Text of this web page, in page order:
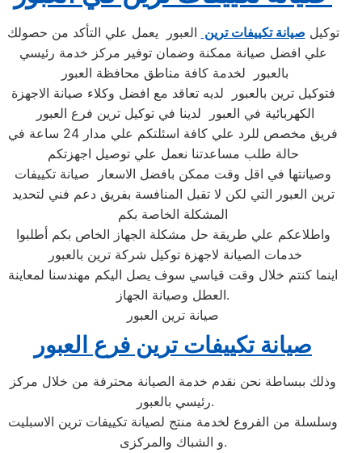
توكيل صيانة تكييفات ترين العبور ‏ يعمل علي التأكد من حصولك
علي افضل صيانة ممكنة وضمان توفير مركز خدمة رئيسي
بالعبور ‏ لخدمة كافة مناطق محافظة العبور ‏
فتوكيل ترين بالعبور ‏ لديه تعاقد مع افضل وكلاء صيانة الاجهزة
الكهربائية في العبور ‏ لدينا في توكيل ترين فرع العبور ‏
فريق مخصص للرد علي كافة اسئلتكم علي مدار 24 ساعة في
حالة طلب مساعدتنا نعمل علي توصيل اجهزتكم
وصيانتها في اقل وقت ممكن بافضل الاسعار صيانة تكييفات
ترين العبور التي لكن لا تقبل المنافسة بفريق دعم فني لتحديد
المشكلة الخاصة بكم
واطلاعكم علي طريقة حل مشكلة الجهاز الخاص بكم أطلبوا
خدمات الصيانة لاجهزة توكيل شركة ترين بالعبور ‏
اينما كنتم خلال وقت قياسي سوف يصل اليكم مهندسنا لمعاينة
العطل وصيانة الجهاز.
صيانة ترين العبور
صيانة تكييفات ترين فرع العبور
وذلك ببساطة نحن نقدم خدمة الصيانة محترفة من خلال مركز
رئيسي بالعبور ‏.
وسلسلة من الفروع لخدمة منتج لصيانة تكييفات ترين الاسبليت
و الشباك والمركزى.